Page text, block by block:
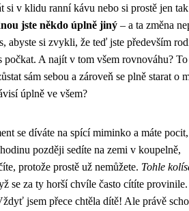
si v klidu ranní kávu nebo si prostě jen tak
jste někdo úplně jiný – a ta změna
abyste si zvykli, že teď jste především
počkat. A najít v tom všem rovnováhu?
sám sebou a zároveň se plně starat o
úplně ve všem?
se díváte na spící miminko a máte
později sedíte na zemi v koupelně,
protože prostě už nemůžete. Tohle
se za ty horší chvíle často cítíte
jsem přece chtěla dítě! Ale právě